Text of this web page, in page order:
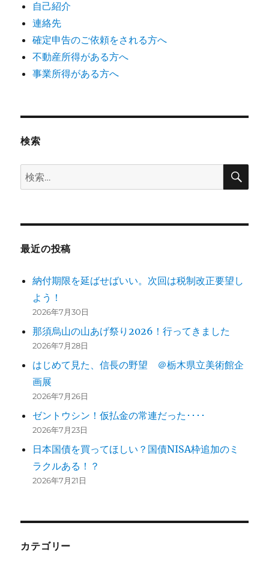
自己紹介
連絡先
確定申告のご依頼をされる方へ
不動産所得がある方へ
事業所得がある方へ
検索
検
索:
検
最近の投稿
納付期限を延ばせばいい。次回は税制改正要望し
よう！
2026年7月30日
那須烏山の山あげ祭り2026！行ってきました
2026年7月28日
はじめて見た、信長の野望 ＠栃木県立美術館企
画展
2026年7月26日
ゼントウシン！仮払金の常連だった････
2026年7月23日
日本国債を買ってほしい？国債NISA枠追加のミ
ラクルある！？
2026年7月21日
カテゴリー